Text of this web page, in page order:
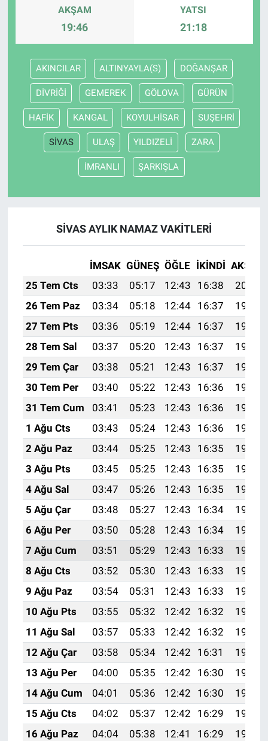
AKŞAM
19:46
YATSI
21:18
AKINCILAR ALTINYAYLA(S) DOĞANŞAR
DİVRİĞİ GEMEREK GÖLOVA GÜRÜN
HAFİK KANGAL KOYULHİSAR SUŞEHRİ
SİVAS ULAŞ YILDIZELİ ZARA
İMRANLI ŞARKIŞLA
SİVAS AYLIK NAMAZ VAKITLERI
İMSAK GÜNEŞ ÖĞLE İKINDI AKŞAM
25 Tem Cts
03:33 05:17 12:43 16:38
20:00
26 Tem Paz
03:34 05:18 12:44 16:37
19:59
27 Tem Pts
03:36 05:19 12:44 16:37
19:58
28 Tem Sal
03:37 05:20 12:43 16:37
19:57
29 Tem Çar
03:38 05:21 12:43 16:37
19:56
30 Tem Per
03:40 05:22 12:43 16:36
19:55
31 Tem Cum
03:41 05:23 12:43 16:36
19:54
1 Ağu Cts
03:43 05:24 12:43 16:36
19:53
2 Ağu Paz
03:44 05:25 12:43 16:35
19:52
3 Ağu Pts
03:45 05:25 12:43 16:35
19:51
4 Ağu Sal
03:47 05:26 12:43 16:35
19:50
5 Ağu Çar
03:48 05:27 12:43 16:34
19:49
6 Ağu Per
03:50 05:28 12:43 16:34
19:48
7 Ağu Cum
03:51 05:29 12:43 16:33
19:46
8 Ağu Cts
03:52 05:30 12:43 16:33
19:45
9 Ağu Paz
03:54 05:31 12:43 16:33
19:44
10 Ağu Pts
03:55 05:32 12:42 16:32
19:43
11 Ağu Sal
03:57 05:33 12:42 16:32
19:42
12 Ağu Çar
03:58 05:34 12:42 16:31
19:40
13 Ağu Per
04:00 05:35 12:42 16:30
19:39
14 Ağu Cum
04:01 05:36 12:42 16:30
19:38
15 Ağu Cts
04:02 05:37 12:42 16:29
19:36
16 Ağu Paz
04:04 05:38 12:41 16:29
19:35